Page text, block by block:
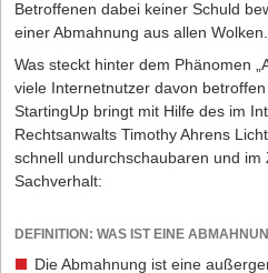
und Fachanwältin für
Geschäftsführerin der
entscheidungsbefugten Arbeits-
signalisiert, mit dem deutschen
den Vertretern der Werbe-,
Unternehmen stieß der Entwurf –
des berechtigten Interesses als
Werbezwecken – dagegen auf
in einigen Mitgliedstaaten Gehör.
der deutschen Ratspräsidentschaft
Betroffenen dabei keiner Schuld
einer Abmahnung aus allen Wolken.
Was steckt hinter dem Phänomen
viele Internetnutzer davon
StartingUp bringt mit Hilfe des im
Rechtsanwalts Timothy Ahrens
schnell undurchschaubaren und
Sachverhalt:
DEFINITION: WAS IST EINE
Die Abmahnung ist eine